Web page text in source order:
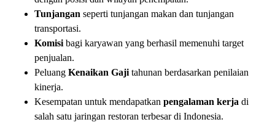
Tunjangan seperti tunjangan makan dan tunjangan
transportasi.
Komisi bagi karyawan yang berhasil memenuhi target
penjualan.
Peluang Kenaikan Gaji tahunan berdasarkan penilaian
kinerja.
Kesempatan untuk mendapatkan pengalaman kerja di
salah satu jaringan restoran terbesar di Indonesia.